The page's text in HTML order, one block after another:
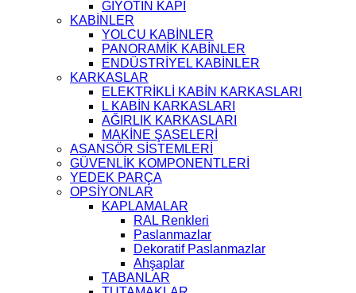
GİYOTİN KAPI
KABİNLER
YOLCU KABİNLER
PANORAMİK KABİNLER
ENDÜSTRİYEL KABİNLER
KARKASLAR
ELEKTRİKLİ KABİN KARKASLARI
L KABİN KARKASLARI
AĞIRLIK KARKASLARI
MAKİNE ŞASELERİ
ASANSÖR SİSTEMLERİ
GÜVENLİK KOMPONENTLERİ
YEDEK PARÇA
OPSİYONLAR
KAPLAMALAR
RAL Renkleri
Paslanmazlar
Dekoratif Paslanmazlar
Ahşaplar
TABANLAR